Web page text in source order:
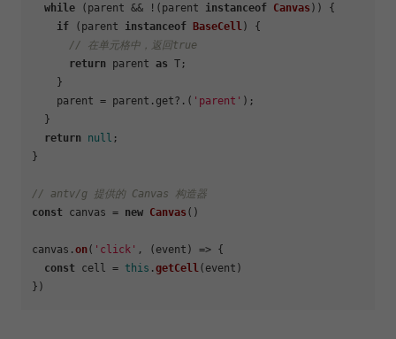
while (parent && !(parent instanceof Canvas )) {
if (parent instanceof BaseCell ) {
// 在单元格中，返回true
return parent as T;
    }
    parent = parent.
get?.( 'parent' );
  }
return
null ;
}
// antv/g 提供的 Canvas 构造器
const canvas = new Canvas ()
canvas.on( 'click' , ( event ) => {
const cell = this .getCell (event)